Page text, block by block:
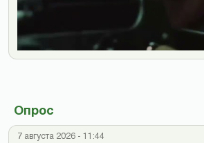
Опрос
7 августа 2026 - 11:44